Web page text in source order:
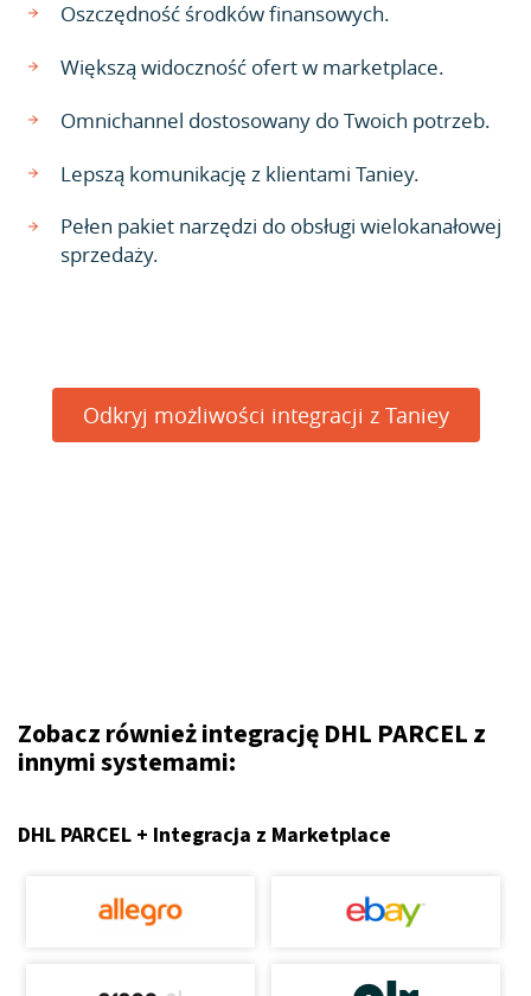
Oszczędność środków finansowych.
Większą widoczność ofert w marketplace.
Omnichannel dostosowany do Twoich potrzeb.
Lepszą komunikację z klientami Taniey.
Pełen pakiet narzędzi do obsługi wielokanałowej
sprzedaży.
Odkryj możliwości integracji z Taniey
Zobacz również integrację DHL PARCEL z
innymi systemami:
DHL PARCEL + Integracja z Marketplace